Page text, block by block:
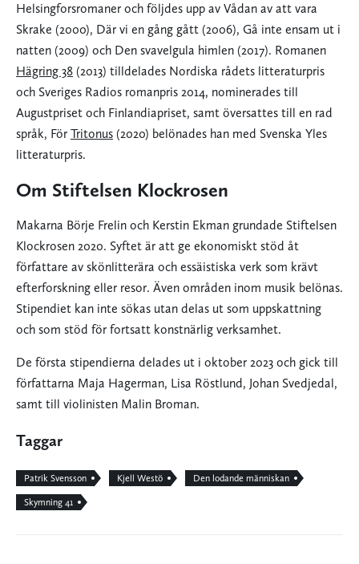
Helsingforsromaner och följdes upp av Vådan av att vara
Skrake (2000), Där vi en gång gått (2006), Gå inte ensam ut i
natten (2009) och Den svavelgula himlen (2017). Romanen
Hägring 38 (2013) tilldelades Nordiska rådets litteraturpris
och Sveriges Radios romanpris 2014, nominerades till
Augustpriset och Finlandiapriset, samt översattes till en rad
språk, För Tritonus (2020) belönades han med Svenska Yles
litteraturpris.
Om Stiftelsen Klockrosen
Makarna Börje Frelin och Kerstin Ekman grundade Stiftelsen
Klockrosen 2020. Syftet är att ge ekonomiskt stöd åt
författare av skönlitterära och essäistiska verk som krävt
efterforskning eller resor. Även områden inom musik belönas.
Stipendiet kan inte sökas utan delas ut som uppskattning
och som stöd för fortsatt konstnärlig verksamhet.
De första stipendierna delades ut i oktober 2023 och gick till
författarna Maja Hagerman, Lisa Röstlund, Johan Svedjedal,
samt till violinisten Malin Broman.
Taggar
Patrik Svensson Kjell Westö Den lodande människan
Skymning 41